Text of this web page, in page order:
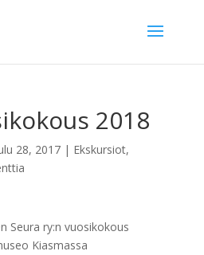
2018
28, 2017| Ekskursiot,
Seura ry:n vuosikokous
Kiasmassa